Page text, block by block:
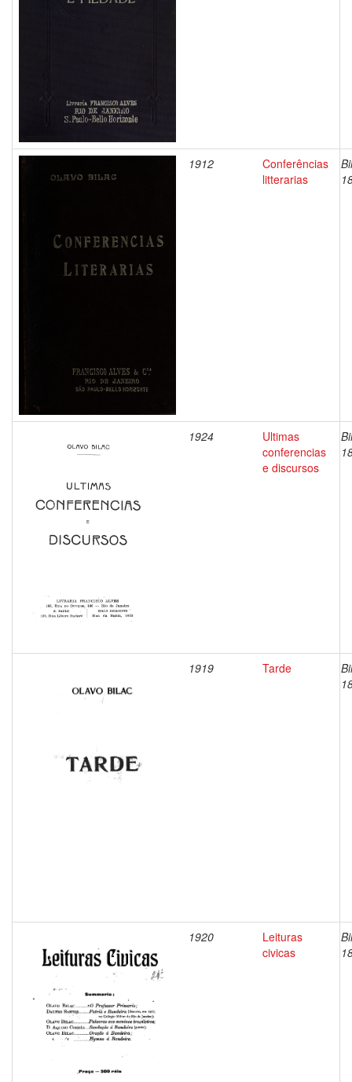
1912
Conferências
litterarias
1924
Ultimas
conferencias
e discursos
1919 Tarde
1920
Leituras
civicas